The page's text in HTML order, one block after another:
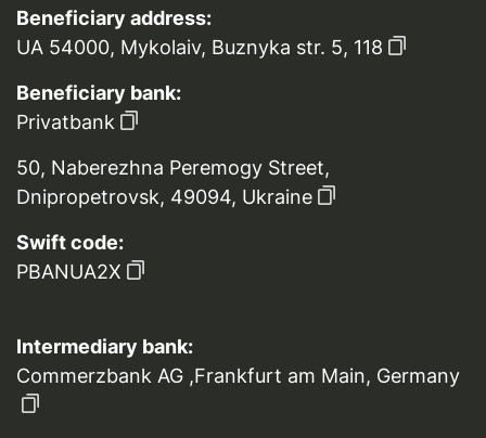
Beneficiary address:
UA 54000, Mykolaiv, Buznyka str. 5, 118
Beneficiary bank:
Privatbank
50, Naberezhna Peremogy Street,
Dnipropetrovsk, 49094, Ukraine
Swift code:
PBANUA2X
Intermediary bank:
Commerzbank AG ,Frankfurt am Main, Germany